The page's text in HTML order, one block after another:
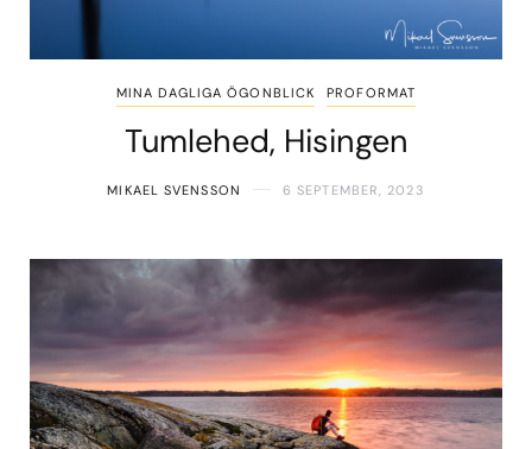
MINA DAGLIGA ÖGONBLICK PROFORMAT
Tumlehed, Hisingen
MIKAEL SVENSSON 6 SEPTEMBER, 2023